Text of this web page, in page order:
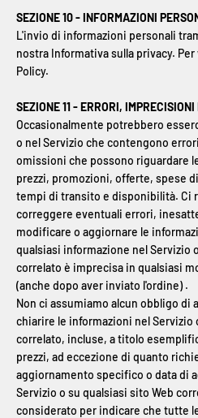
SEZIONE 10 - INFORMAZIONI
L'invio di informazioni personali
nostra Informativa sulla privacy.
Policy.
SEZIONE 11 - ERRORI, IMPRECISIONI
Occasionalmente potrebbero
o nel Servizio che contengono
omissioni che possono riguardare
prezzi, promozioni, offerte, spese
tempi di transito e disponibilità. Ci
correggere eventuali errori,
modificare o aggiornare le
qualsiasi informazione nel Servizio
correlato è imprecisa in qualsiasi
(anche dopo aver inviato l'ordine) .
Non ci assumiamo alcun obbligo di
chiarire le informazioni nel Servizio
correlato, incluse, a titolo
prezzi, ad eccezione di quanto
aggiornamento specifico o data di
Servizio o su qualsiasi sito Web
considerato per indicare che tutte